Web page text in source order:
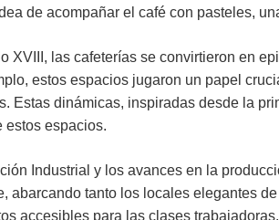
de acompañar el café con pasteles,
XVIII, las cafeterías se convirtieron en
estos espacios jugaron un papel
Estas dinámicas, inspiradas desde la
estos espacios.
Industrial y los avances en la
abarcando tanto los locales elegantes
accesibles para las clases